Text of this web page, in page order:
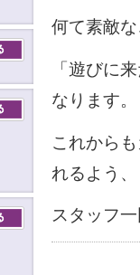
何て素敵
「遊びに
なります。
これから
れるよう、
スタッフ